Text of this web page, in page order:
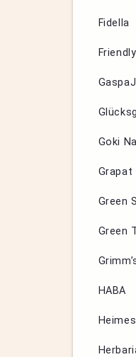
Fidella
Goki
Grapat
Green
Green
HABA